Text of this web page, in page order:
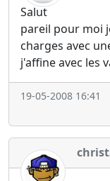
Salut
pareil pour moi
charges avec
j'affine avec les
19-05-2008 16:41